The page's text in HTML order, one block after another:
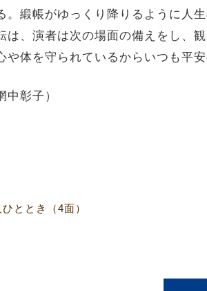
。緞帳がゆっくり降りるように人
は、演者は次の場面の備えをし、
や体を守られているからいつも平安
彰子）
ととき（4面）